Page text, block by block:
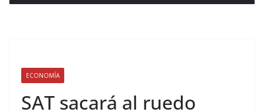
ECONOMÍA
SAT sacará al ruedo